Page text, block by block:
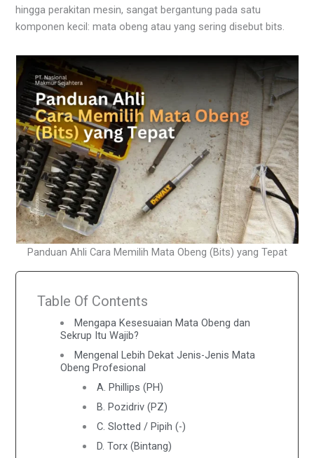
hingga perakitan mesin, sangat bergantung pada satu
komponen kecil: mata obeng atau yang sering disebut bits.
Panduan Ahli Cara Memilih Mata Obeng (Bits) yang Tepat
Table Of Contents
Mengapa Kesesuaian Mata Obeng dan
Sekrup Itu Wajib?
Mengenal Lebih Dekat Jenis-Jenis Mata
Obeng Profesional
A. Phillips (PH)
B. Pozidriv (PZ)
C. Slotted / Pipih (-)
D. Torx (Bintang)